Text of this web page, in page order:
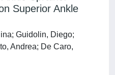
Superior Ankle
Guidolin, Diego;
Andrea; De Caro,